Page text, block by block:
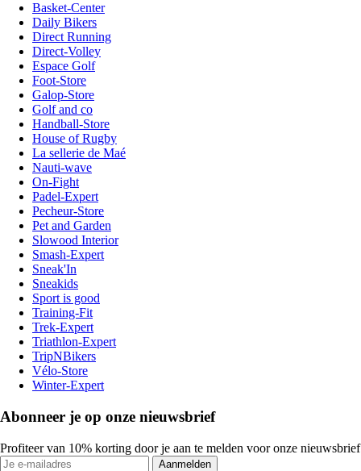
Basket-Center
Daily Bikers
Direct Running
Direct-Volley
Espace Golf
Foot-Store
Galop-Store
Golf and co
Handball-Store
House of Rugby
La sellerie de Maé
Nauti-wave
On-Fight
Padel-Expert
Pecheur-Store
Pet and Garden
Slowood Interior
Smash-Expert
Sneak'In
Sneakids
Sport is good
Training-Fit
Trek-Expert
Triathlon-Expert
TripNBikers
Vélo-Store
Winter-Expert
Abonneer je op onze nieuwsbrief
Profiteer van 10% korting door je aan te melden voor onze nieuwsbrief
Aanmelden